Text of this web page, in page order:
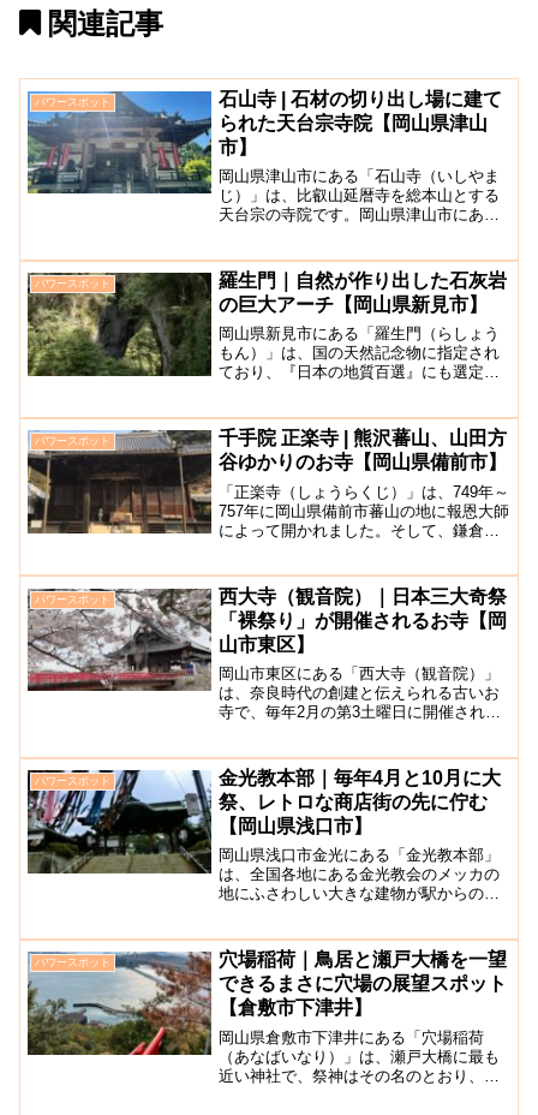
関連記事
パワースポット
石山寺 | 石材の切り出し場に建て
られた天台宗寺院【岡山県津山
市】
岡山県津山市にある「石山寺（いしやま
じ）」は、比叡山延暦寺を総本山とする
天台宗の寺院です。岡山県津山市にある
す。「石山寺」の名前の由来は、この寺
がある山は「石山」と呼ばれ...
パワースポット
羅生門｜自然が作り出した石灰岩
の巨大アーチ【岡山県新見市】
岡山県新見市にある「羅生門（らしょう
もん）」は、国の天然記念物に指定され
ており、『日本の地質百選』にも選定さ
高さ約40mの石灰岩の巨大アーチとして
残っています。洞口から吹...
パワースポット
千手院 正楽寺 | 熊沢蕃山、山田方
谷ゆかりのお寺【岡山県備前市】
「正楽寺（しょうらくじ）」は、749年～
757年に岡山県備前市蕃山の地に報恩大師
によって開かれました。そして、鎌倉時
観音霊場第３番札所にもなっています。
その後も岡山藩主...
パワースポット
西大寺（観音院）｜日本三大奇祭
「裸祭り」が開催されるお寺【岡
山市東区】
岡山市東区にある「西大寺（観音院）」
は、奈良時代の創建と伝えられる古いお
寺で、毎年2月の第3土曜日に開催される
沿いに開けた西大寺地区は、観音院の門
前町として発展していき...
パワースポット
金光教本部｜毎年4月と10月に大
祭、レトロな商店街の先に佇む
【岡山県浅口市】
岡山県浅口市金光にある「金光教本部」
は、全国各地にある金光教会のメッカの
地にふさわしい大きな建物が駅からの商
多くの参拝者が訪れます。金光駅から徒
歩約5分とアクセスも...
パワースポット
穴場稲荷｜鳥居と瀬戸大橋を一望
できるまさに穴場の展望スポット
【倉敷市下津井】
岡山県倉敷市下津井にある「穴場稲荷
（あなばいなり）」は、瀬戸大橋に最も
近い神社で、祭神はその名のとおり、穴